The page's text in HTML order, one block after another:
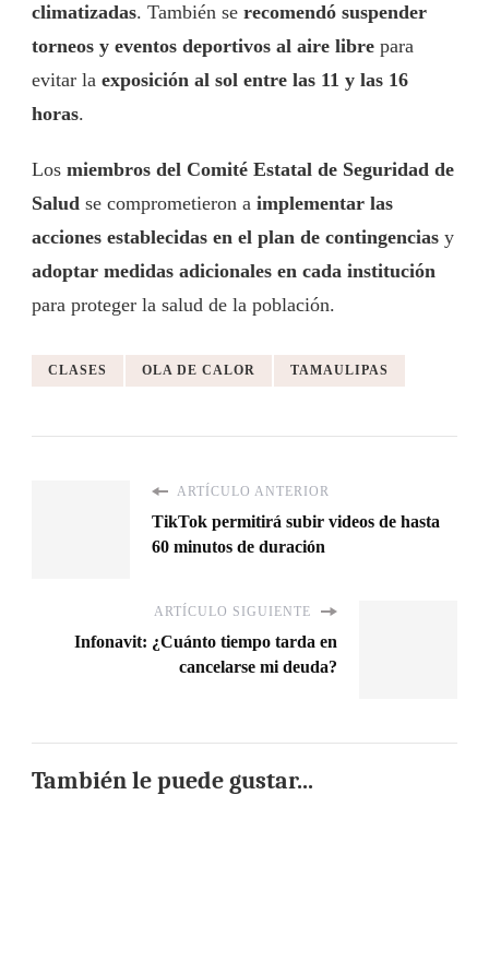
climatizadas. También se recomendó suspender
torneos y eventos deportivos al aire libre para
evitar la exposición al sol entre las 11 y las 16
horas.
Los miembros del Comité Estatal de Seguridad de
Salud se comprometieron a implementar las
acciones establecidas en el plan de contingencias y
adoptar medidas adicionales en cada institución
para proteger la salud de la población.
CLASES OLA DE CALOR TAMAULIPAS
ARTÍCULO ANTERIOR
TikTok permitirá subir videos de hasta
60 minutos de duración
ARTÍCULO SIGUIENTE
Infonavit: ¿Cuánto tiempo tarda en
cancelarse mi deuda?
También le puede gustar...